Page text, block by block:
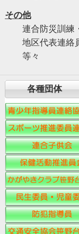
その他
連合防災訓練・
地区代表連絡
等々
各種団体